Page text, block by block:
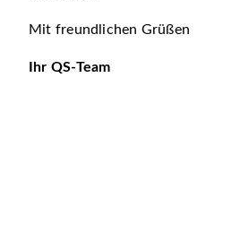
Mit freundlichen Grüßen
Ihr QS-Team